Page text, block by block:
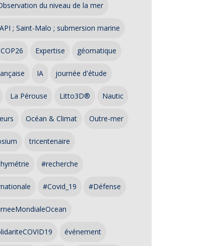
du niveau de la mer
; Saint-Malo ; submersion marine
COP26 Expertise géomatique
IA journée d'étude
La Pérouse Litto3D® Nautic
Océan & Climat Outre-mer
tricentenaire
#recherche
#Covid_19 #Défense
événement